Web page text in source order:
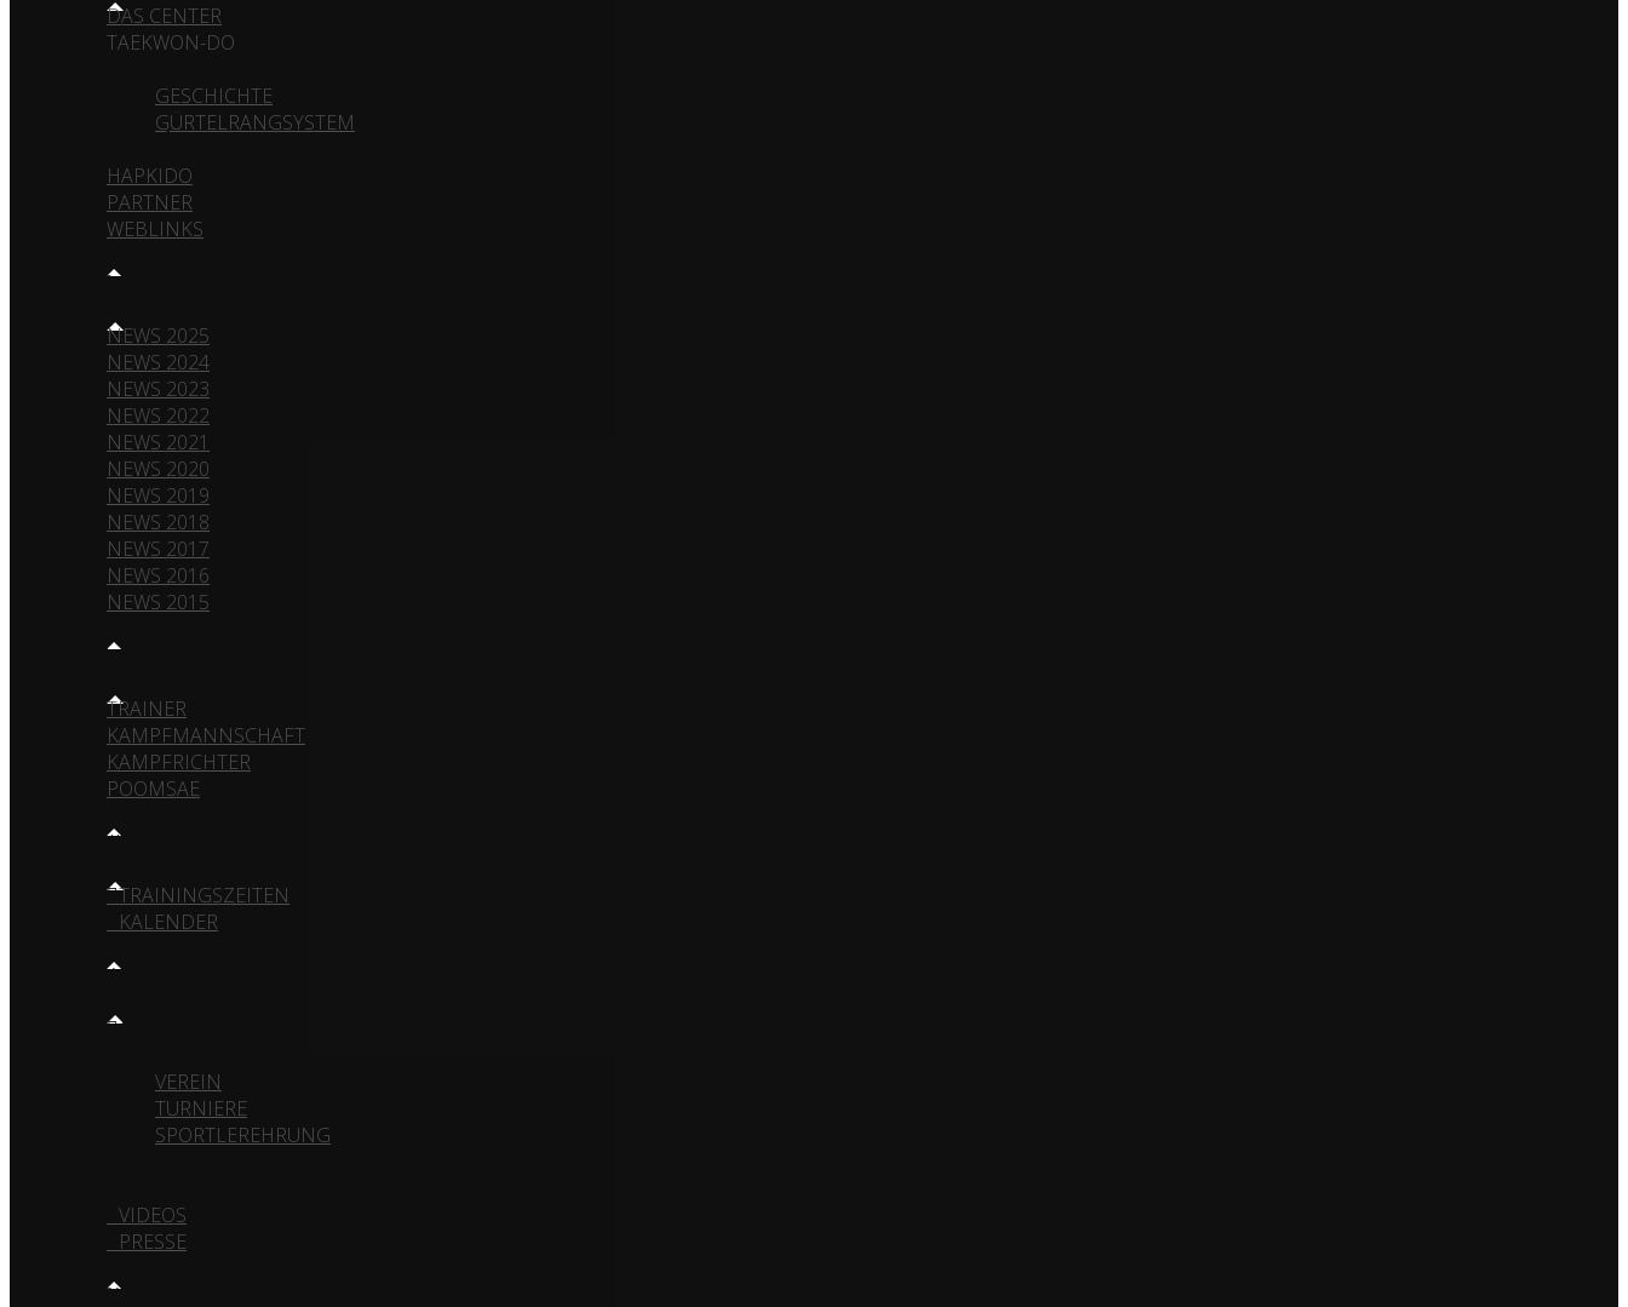
DAS CENTER
TAEKWON-DO
GESCHICHTE
GÜRTELRANGSYSTEM
HAPKIDO
PARTNER
WEBLINKS
NEWS
NEWS 2025
NEWS 2024
NEWS 2023
NEWS 2022
NEWS 2021
NEWS 2020
NEWS 2019
NEWS 2018
NEWS 2017
NEWS 2016
NEWS 2015
TEAM
TRAINER
KAMPFMANNSCHAFT
KAMPFRICHTER
POOMSAE
TRAINING
TRAININGSZEITEN
KALENDER
MEDIA
GALERIE
VEREIN
TURNIERE
SPORTLEREHRUNG
VIDEOS
PRESSE
KONTAKT